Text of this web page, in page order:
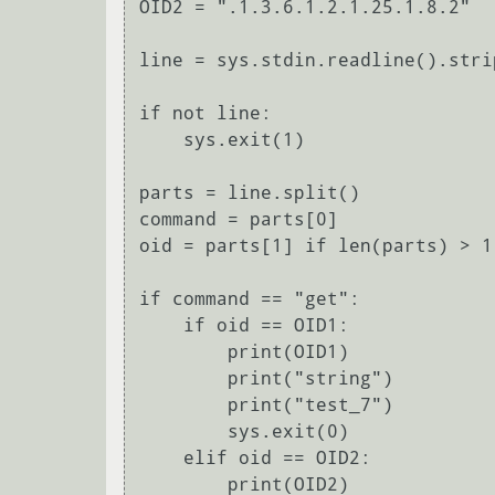
OID2 = ".1.3.6.1.2.1.25.1.8.2"
line =
if not line:
parts = line.split()
command = parts[0]
oid = parts[1] if len(parts) >
if command == "get":